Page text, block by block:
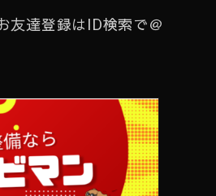
友達登録はID検索で＠